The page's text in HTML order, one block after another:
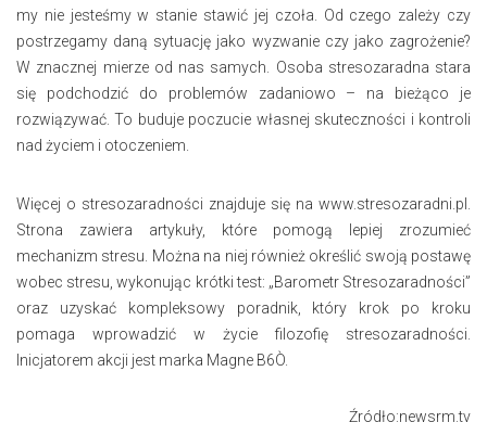
my nie jesteśmy w stanie stawić jej czoła. Od czego zależy czy
postrzegamy daną sytuację jako wyzwanie czy jako zagrożenie?
W znacznej mierze od nas samych. Osoba stresozaradna stara
się podchodzić do problemów zadaniowo – na bieżąco je
rozwiązywać. To buduje poczucie własnej skuteczności i kontroli
nad życiem i otoczeniem.
Więcej o stresozaradności znajduje się na www.stresozaradni.pl.
Strona zawiera artykuły, które pomogą lepiej zrozumieć
mechanizm stresu. Można na niej również określić swoją postawę
wobec stresu, wykonując krótki test: „Barometr Stresozaradności”
oraz uzyskać kompleksowy poradnik, który krok po kroku
pomaga wprowadzić w życie filozofię stresozaradności.
Inicjatorem akcji jest marka Magne B6Ò.
Źródło:newsrm.tv